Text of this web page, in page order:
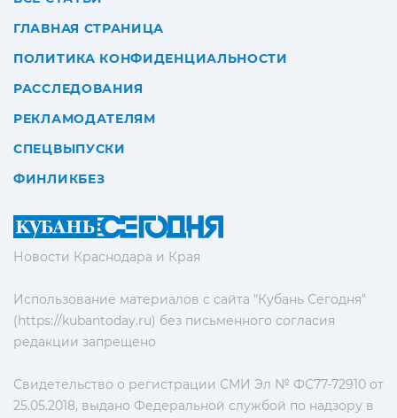
Новости Краснодара и Края
Использование материалов с сайта "Кубань Сегодня"
(https://kubantoday.ru) без письменного согласия
редакции запрещено
Свидетельство о регистрации СМИ Эл № ФС77-72910 от
25.05.2018, выдано Федеральной службой по надзору в
ГЛАВНАЯ СТРАНИЦА
ПОЛИТИКА КОНФИДЕНЦИАЛЬНОСТИ
РАССЛЕДОВАНИЯ
РЕКЛАМОДАТЕЛЯМ
СПЕЦВЫПУСКИ
ФИНЛИКБЕЗ